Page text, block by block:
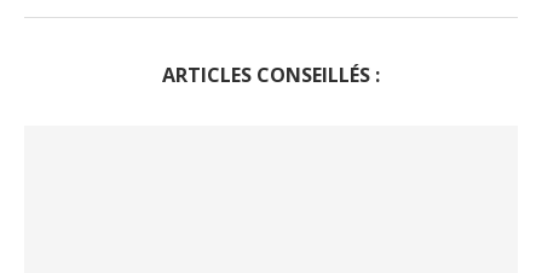
ARTICLES CONSEILLÉS :